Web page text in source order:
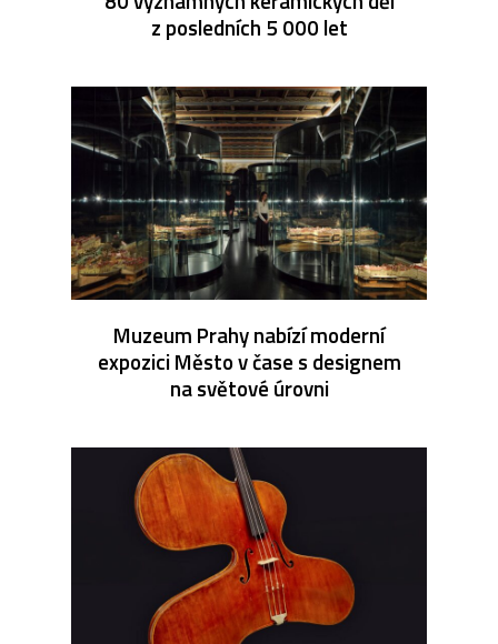
z posledních 5 000 let
Muzeum Prahy nabízí moderní
expozici Město v čase s designem
na světové úrovni